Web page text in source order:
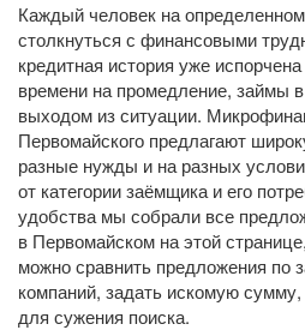
Каждый человек на
столкнуться с финансовыми
кредитная история уже
времени на промедление,
выходом из ситуации.
Первомайского предлагают
разные нужды и на разных
от категории заёмщика и его
удобства мы собрали все
в Первомайском на этой
можно сравнить предложения по
компаний, задать искомую сумму,
для сужения поиска.